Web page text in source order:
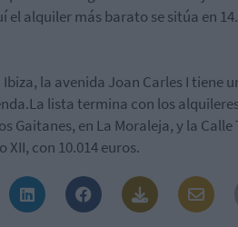
el alquiler más barato se sitúa en
la avenida Joan Carles I tiene
lista termina con los
Gaitanes, en La Moraleja, y la Calle
con 10.014 euros.